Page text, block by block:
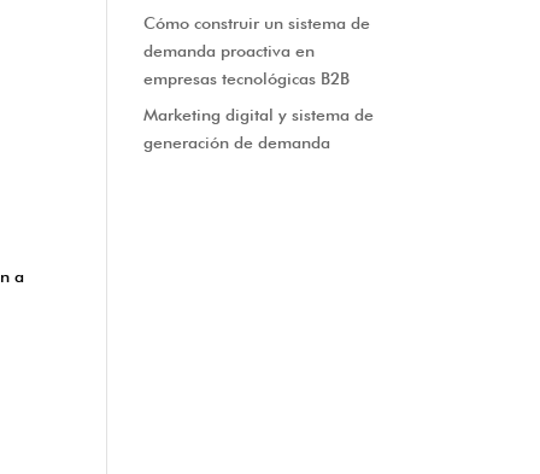
a
Cómo construir un sistema de
demanda proactiva en
empresas tecnológicas B2B
Marketing digital y sistema de
generación de demanda